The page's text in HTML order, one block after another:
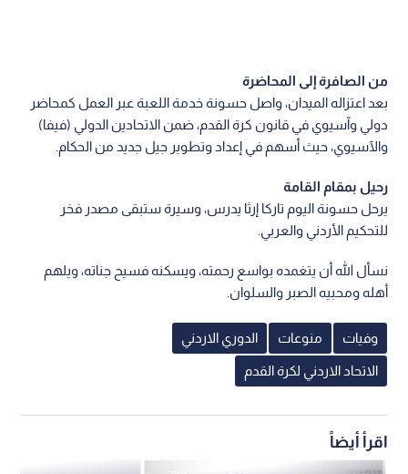
من الصافرة إلى المحاضرة
بعد اعتزاله الميدان، واصل حسونة خدمة اللعبة عبر العمل كمحاضر
دولي وآسيوي في قانون كرة القدم، ضمن الاتحادين الدولي (فيفا)
والآسيوي، حيث أسهم في إعداد وتطوير جيل جديد من الحكام.
رحيل بمقام القامة
يرحل حسونة اليوم تاركا إرثا يدرس، وسيرة ستبقى مصدر فخر
للتحكيم الأردني والعربي.
نسأل الله أن يتغمده بواسع رحمته، ويسكنه فسيح جناته، ويلهم
أهله ومحبيه الصبر والسلوان.
وفيات منوعات الدوري الاردني
الاتحاد الاردني لكرة القدم
اقرأ أيضاً